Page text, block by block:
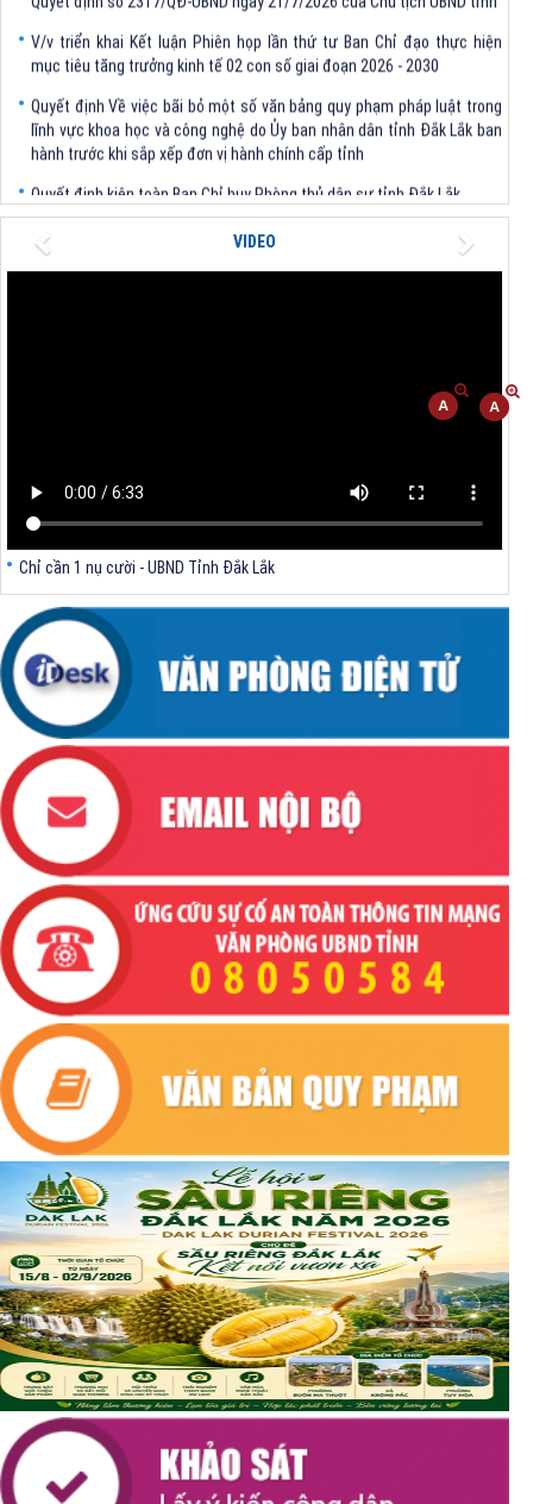
V/v triển khai Kết luận Phiên họp lần thứ tư Ban Chỉ đạo thực hiện
mục tiêu tăng trưởng kinh tế 02 con số giai đoạn 2026 - 2030
Quyết định Về việc bãi bỏ một số văn bảng quy phạm pháp luật trong
lĩnh vực khoa học và công nghệ do Ủy ban nhân dân tỉnh Đắk Lắk ban
hành trước khi sắp xếp đơn vị hành chính cấp tỉnh
Quyết định kiện toàn Ban Chỉ huy Phòng thủ dân sự tỉnh Đắk Lắk
Quyết định chấp thuận điều chỉnh chủ trương đầu tư dự án Xây dựng
nhà máy xử lý rác thải tại thành phố Tuy Hòa, tỉnh Phú Yên (nay là
phường Bình Kiến, tỉnh Đắk Lắk) của Công ty Cổ phần Tập đoàn công
V/v triển khai Kết luận Phiên họp lần thứ tư Ban Chỉ đạo thực hiện
mục tiêu tăng trưởng kinh tế 02 con số giai đoạn 2026 - 2030
VIDEO
Previous Next
Chỉ cần 1 nụ cười - UBND Tỉnh Đắk Lắk